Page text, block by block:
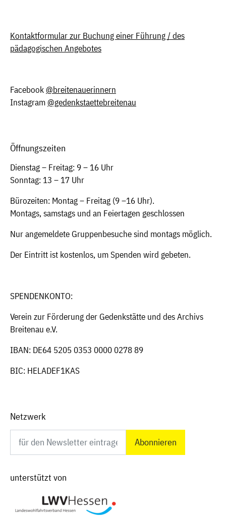
Kontaktformular zur Buchung einer Führung / des
pädagogischen Angebotes
Facebook @breitenauerinnern
Instagram @gedenkstaettebreitenau
Öffnungszeiten
Dienstag – Freitag: 9 – 16 Uhr
Sonntag: 13 – 17 Uhr
Bürozeiten: Montag – Freitag (9 –16 Uhr).
Montags, samstags und an Feiertagen geschlossen
Nur angemeldete Gruppenbesuche sind montags möglich.
Der Eintritt ist kostenlos, um Spenden wird gebeten.
SPENDENKONTO:
Verein zur Förderung der Gedenkstätte und des Archivs
Breitenau e.V.
IBAN: DE64 5205 0353 0000 0278 89
BIC: HELADEF1KAS
Netzwerk
Newsletter abonnieren
unterstützt von